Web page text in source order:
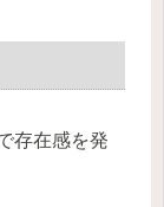
存在感を発